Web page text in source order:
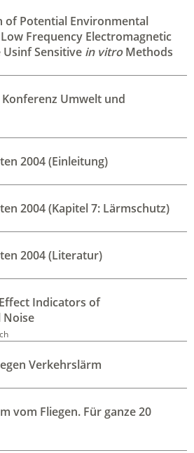
of Potential Environ­mental
Frequency Electro­magnetic
Usinf Sensitive in vitroMethods
Umwelt und
2004 (Einleitung)
2004 (Kapitel 7: Lärmschutz)
2004 (Literatur)
Indicators of
Noise
Verkehrslärm
vom Fliegen. Für ganze 20